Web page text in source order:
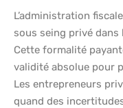
L’administration
sous seing privé
Cette formalité
validité absolue pour
Les entrepreneurs
quand des